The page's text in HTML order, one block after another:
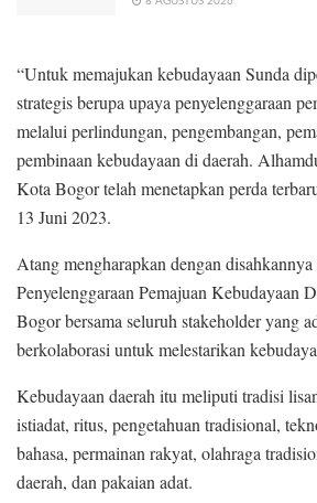
“Untuk memajukan kebudayaan Sunda
strategis berupa upaya penyelenggaraan
melalui perlindungan, pengembangan,
pembinaan kebudayaan di daerah.
Kota Bogor telah menetapkan perda
13 Juni 2023.
Atang mengharapkan dengan disahkannya
Penyelenggaraan Pemajuan Kebudayaan
Bogor bersama seluruh stakeholder yang
berkolaborasi untuk melestarikan
Kebudayaan daerah itu meliputi tradisi
istiadat, ritus, pengetahuan tradisional,
bahasa, permainan rakyat, olahraga
daerah, dan pakaian adat.